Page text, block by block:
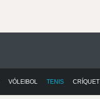
VÓLEIBOL TENIS CRÍQUET